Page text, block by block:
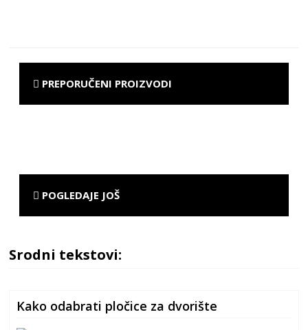
PREPORUČENI PROIZVODI
POGLEDAJE JOŠ
Srodni tekstovi:
Kako odabrati pločice za dvorište